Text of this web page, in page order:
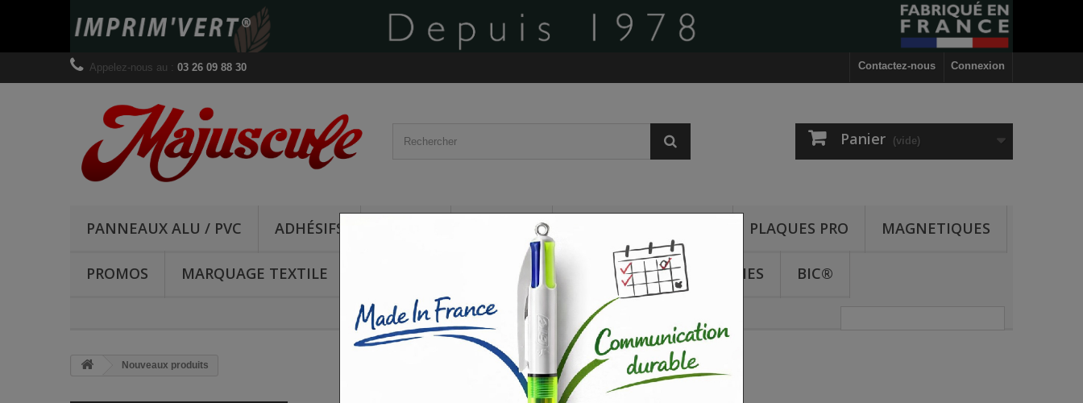
Connexion
Contactez-nous
Appelez-nous au : 03 26 09 88 30
Panier (vide)
PANNEAUX ALU / PVC ADHÉSIFS AFFICHES PLAQUES PRO MAGNETIQUES
PROMOS MARQUAGE TEXTILE FLYERS / DÉPLIANTS GOODIES BIC®
Nouveaux produits